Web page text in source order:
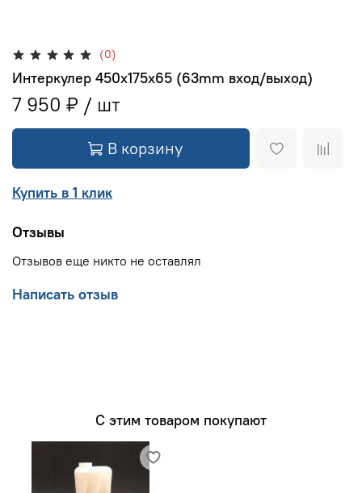
(0)
Интеркулер 450x175x65 (63mm вход/выход)
7 950 ₽
В корзину
Купить в 1 клик
Отзывы
Отзывов еще никто не оставлял
Написать отзыв
С этим товаром покупают